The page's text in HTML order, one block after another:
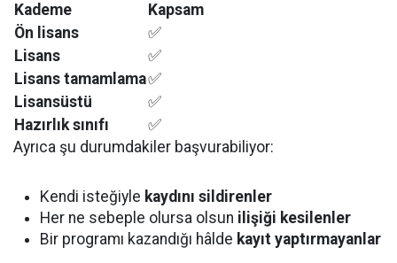
Kademe
Kapsam
Ön lisans
✅
Lisans
✅
Lisans tamamlama✅
Lisansüstü
✅
Hazırlık sınıfı
✅
Ayrıca şu durumdakiler başvurabiliyor:
Kendi isteğiyle kaydını sildirenler
Her ne sebeple olursa olsun ilişiği kesilenler
Bir programı kazandığı hâlde kayıt yaptırmayanlar